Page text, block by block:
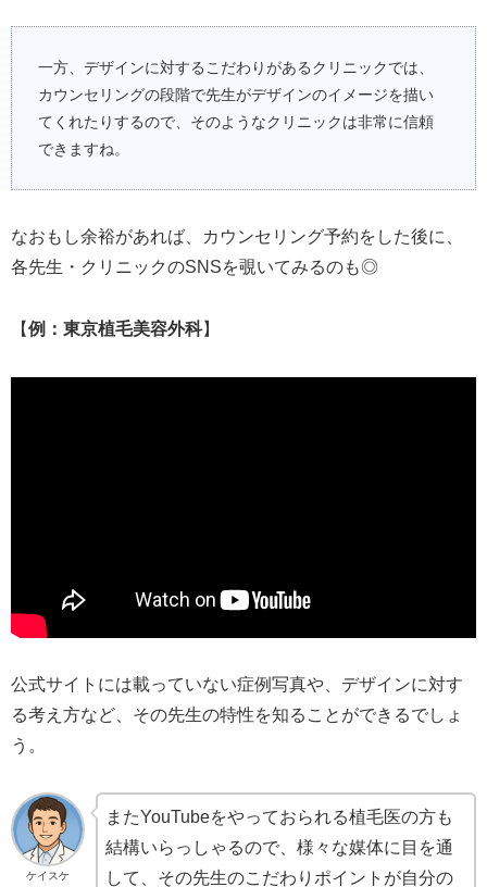
一方、デザインに対するこだわりがあるクリニックでは、
カウンセリングの段階で先生がデザインのイメージを描い
てくれたりするので、そのようなクリニックは非常に信頼
できますね。
なおもし余裕があれば、カウンセリング予約をした後に、
各先生・クリニックのSNSを覗いてみるのも◎
【例：東京植毛美容外科】
公式サイトには載っていない症例写真や、デザインに対す
る考え方など、その先生の特性を知ることができるでしょ
う。
ケイスケ
またYouTubeをやっておられる植毛医の方も
結構いらっしゃるので、様々な媒体に目を通
して、その先生のこだわりポイントが自分の